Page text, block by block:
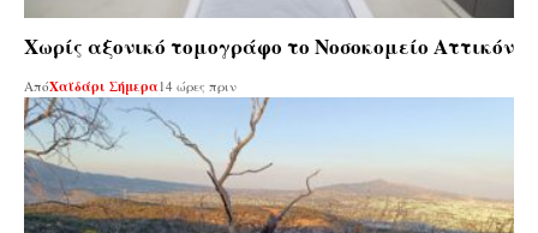
Χωρίς αξονικό τομογράφο το Νοσοκομείο Αττικόν
ΑπόΧαϊδάρι Σήμερα14 ώρες πριν